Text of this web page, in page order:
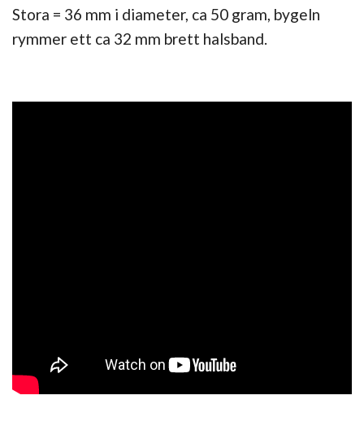
Stora = 36 mm i diameter, ca 50 gram, bygeln
rymmer ett ca 32 mm brett halsband.